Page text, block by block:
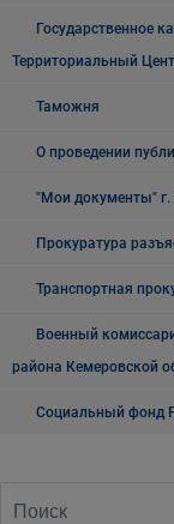
Государственное
Территориальный
Таможня
О проведении
"Мои документы" г.
Прокуратура
Транспортная
Военный
района Кемеровской
Социальный фонд